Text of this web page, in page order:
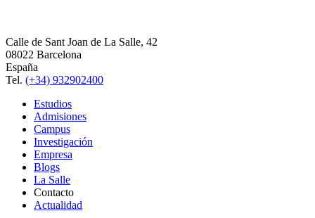
Calle de Sant Joan de La Salle, 42
08022 Barcelona
España
Tel. (+34) 932902400
Estudios
Admisiones
Campus
Investigación
Empresa
Blogs
La Salle
Contacto
Actualidad